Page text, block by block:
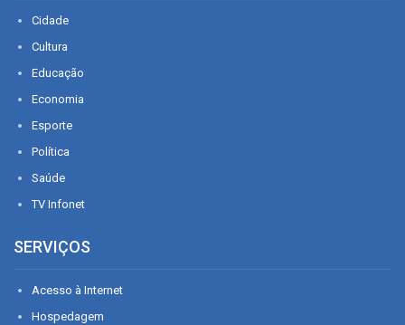
Cidade
Cultura
Educação
Economia
Esporte
Política
Saúde
TV Infonet
SERVIÇOS
Acesso à Internet
Hospedagem